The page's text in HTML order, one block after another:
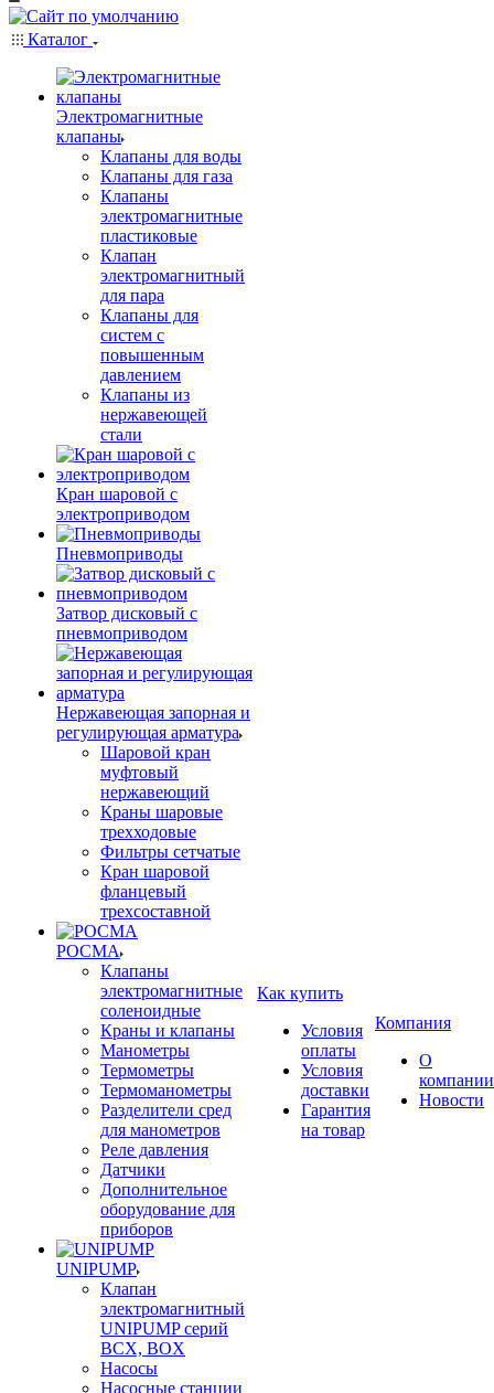
Каталог
Электромагнитные
клапаны
Клапаны для воды
Клапаны для газа
Клапаны
электромагнитные
пластиковые
Клапан
электромагнитный
для пара
Клапаны для
систем с
повышенным
давлением
Клапаны из
нержавеющей
стали
Кран шаровой с
электроприводом
Пневмоприводы
Затвор дисковый с
пневмоприводом
Нержавеющая запорная и
регулирующая арматура
Шаровой кран
муфтовый
нержавеющий
Краны шаровые
трехходовые
Фильтры сетчатые
Кран шаровой
фланцевый
трехсоставной
РОСМА
Клапаны
электромагнитные
соленоидные
Краны и клапаны
Манометры
Термометры
Термоманометры
Разделители сред
для манометров
Реле давления
Датчики
Дополнительное
оборудование для
приборов
UNIPUMP
Клапан
электромагнитный
UNIPUMP серий
BCX, BOX
Насосы
Насосные станции
Как купить
Условия
оплаты
Условия
доставки
Гарантия
на товар
Компания
О
компании
Новости